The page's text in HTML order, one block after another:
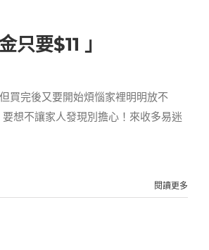
只要$11 」
買完後又要開始煩惱家裡明明放不
想不讓家人發現別擔心！來收多易迷
閱讀更多